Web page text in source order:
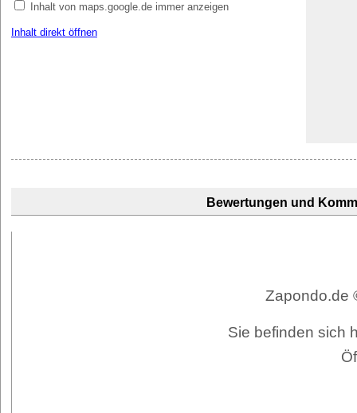
Inhalt von maps.google.de immer anzeigen
Inhalt direkt öffnen
Bewertungen und
Zapondo.de
Sie befinden sich